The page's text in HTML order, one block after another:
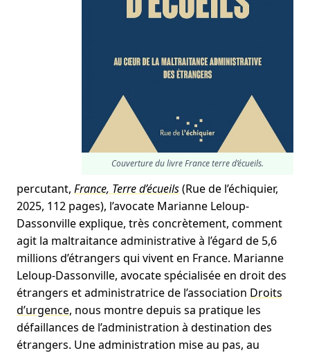
Couverture du livre France terre d’écueils.
percutant, France, Terre d’écueils(Rue de l’échiquier,
2025, 112 pages), l’avocate Marianne Leloup-
Dassonville explique, très concrètement, comment
agit la maltraitance administrative à l’égard de 5,6
millions d’étrangers qui vivent en France. Marianne
Leloup-Dassonville, avocate spécialisée en droit des
étrangers et administratrice de l’association Droits
d’urgence, nous montre depuis sa pratique les
défaillances de l’administration à destination des
étrangers. Une administration mise au pas, au